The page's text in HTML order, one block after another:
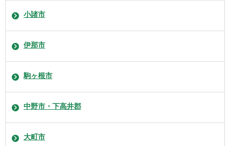
小諸市
伊那市
駒ヶ根市
中野市・下高井郡
大町市